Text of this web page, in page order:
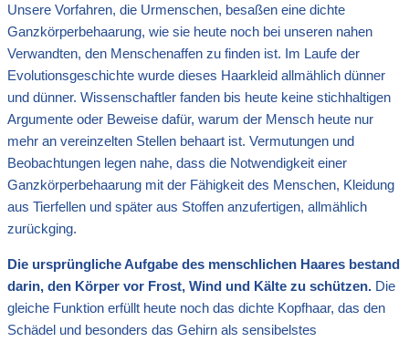
Unsere Vorfahren, die Urmenschen, besaßen eine dichte
Ganzkörperbehaarung, wie sie heute noch bei unseren nahen
Verwandten, den Menschenaffen zu finden ist. Im Laufe der
Evolutionsgeschichte wurde dieses Haarkleid allmählich dünner
und dünner. Wissenschaftler fanden bis heute keine stichhaltigen
Argumente oder Beweise dafür, warum der Mensch heute nur
mehr an vereinzelten Stellen behaart ist. Vermutungen und
Beobachtungen legen nahe, dass die Notwendigkeit einer
Ganzkörperbehaarung mit der Fähigkeit des Menschen, Kleidung
aus Tierfellen und später aus Stoffen anzufertigen, allmählich
zurückging.
Die ursprüngliche Aufgabe des menschlichen Haares bestand
darin, den Körper vor Frost, Wind und Kälte zu schützen. Die
gleiche Funktion erfüllt heute noch das dichte Kopfhaar, das den
Schädel und besonders das Gehirn als sensibelstes